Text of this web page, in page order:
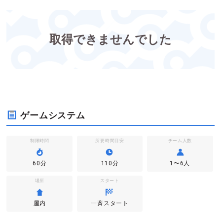
取得できませんでした
ゲームシステム
制限時間
60分
所要時間目安
110分
チーム人数
1〜6人
場所
屋内
スタート
一斉スタート